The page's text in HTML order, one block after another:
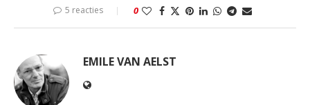
5 reacties 0
EMILE VAN AELST